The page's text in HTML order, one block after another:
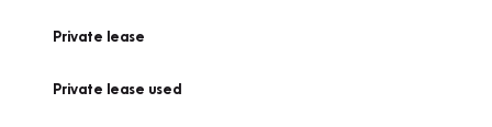
Private lease
Private lease used